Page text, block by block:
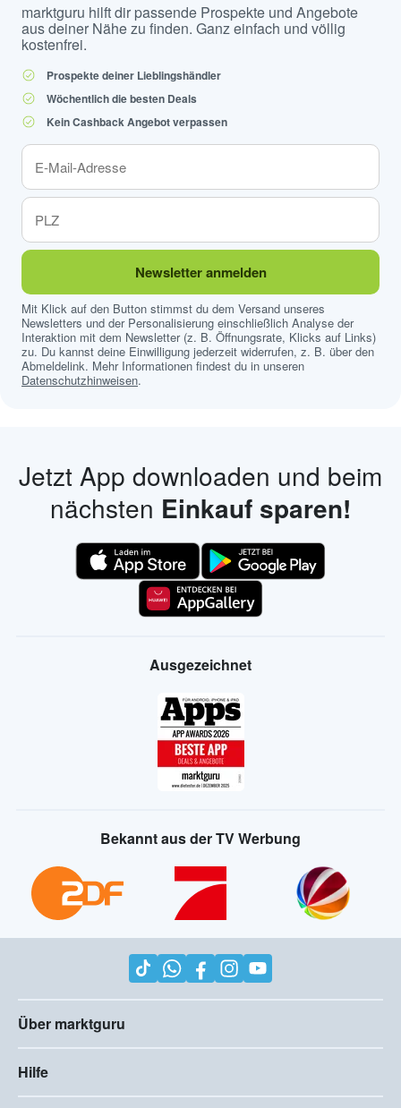
marktguru hilft dir passende Prospekte und Angebote
aus deiner Nähe zu finden. Ganz einfach und völlig
kostenfrei.
Prospekte deiner Lieblingshändler
Wöchentlich die besten Deals
Kein Cashback Angebot verpassen
Newsletter anmelden
Mit Klick auf den Button stimmst du dem Versand unseres
Newsletters und der Personalisierung einschließlich Analyse der
Interaktion mit dem Newsletter (z. B. Öffnungsrate, Klicks auf Links)
zu. Du kannst deine Einwilligung jederzeit widerrufen, z. B. über den
Abmeldelink. Mehr Informationen findest du in unseren
Datenschutzhinweisen.
Jetzt App downloaden und beim
nächsten Einkauf sparen!
Ausgezeichnet
Bekannt aus der TV Werbung
Über marktguru
Hilfe